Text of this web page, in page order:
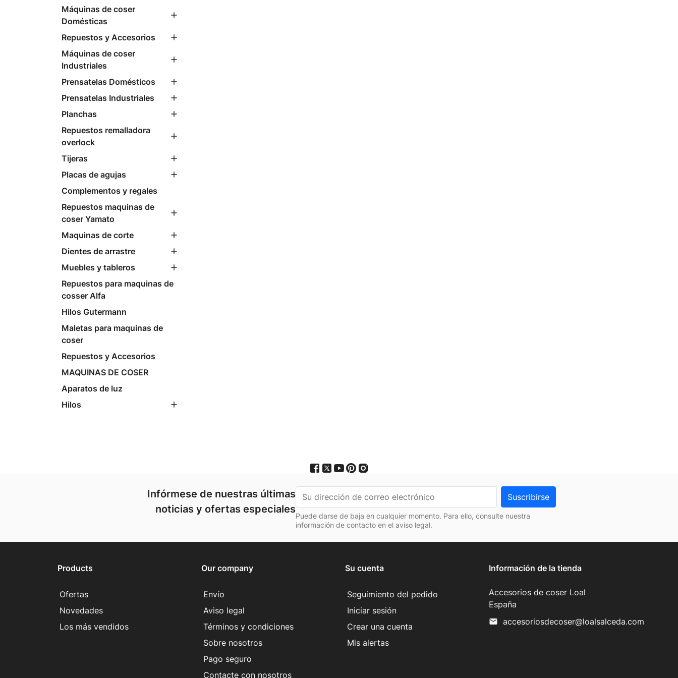
Máquinas de coser
Domésticas
Repuestos y Accesorios
Máquinas de coser
Industriales
Prensatelas Domésticos
Prensatelas Industriales
Planchas
Repuestos remalladora
overlock
Tijeras
Placas de agujas
Complementos y regales
Repuestos maquinas de
coser Yamato
Maquinas de corte
Dientes de arrastre
Muebles y tableros
Repuestos para maquinas de
cosser Alfa
Hilos Gutermann
Maletas para maquinas de
coser
Repuestos y Accesorios
MAQUINAS DE COSER
Aparatos de luz
Hilos
Infórmese de nuestras últimas
noticias y ofertas especiales
Puede darse de baja en cualquier momento. Para ello, consulte nuestra
información de contacto en el aviso legal.
Products
Ofertas
Novedades
Los más vendidos
Our company
Envío
Aviso legal
Términos y condiciones
Sobre nosotros
Pago seguro
Contacte con nosotros
Su cuenta
Seguimiento del pedido
Iniciar sesión
Crear una cuenta
Mis alertas
Información de la tienda
Accesorios de coser Loal
España
mail accesoriosdecoser@loalsalceda.com